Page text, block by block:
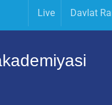
Live Davlat